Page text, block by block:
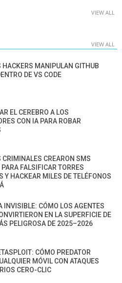
VIEW ALL
VIEW ALL
HACKERS MANIPULAN GITHUB
DE VS CODE
EL CEREBRO A LOS
CON IA PARA ROBAR
CRIMINALES CREARON SMS
FALSIFICAR TORRES
Y HACKEAR MILES DE TELÉFONOS
INVISIBLE: CÓMO LOS AGENTES
EN LA SUPERFICIE DE
PELIGROSA DE 2025–2026
CÓMO PREDATOR
MÓVIL CON ATAQUES
CERO-CLIC